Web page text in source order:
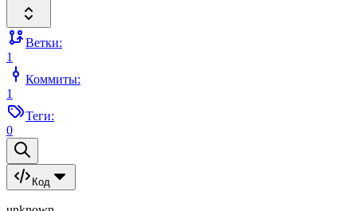
Ветки:
1
Коммиты:
1
Теги:
0
Код